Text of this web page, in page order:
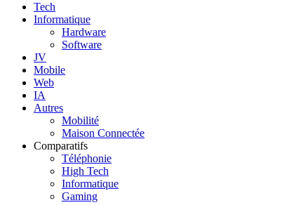
Tech
Informatique
Hardware
Software
JV
Mobile
Web
IA
Autres
Mobilité
Maison Connectée
Comparatifs
Téléphonie
High Tech
Informatique
Gaming